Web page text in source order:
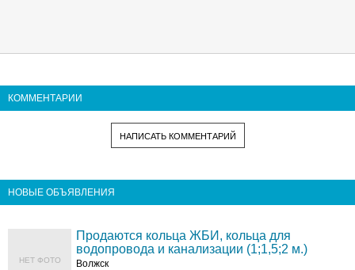
КОММЕНТАРИИ
НАПИСАТЬ КОММЕНТАРИЙ
НОВЫЕ ОБЪЯВЛЕНИЯ
НЕТ ФОТО
Продаются кольца ЖБИ, кольца для
водопровода и канализации (1;1,5;2 м.)
Волжск